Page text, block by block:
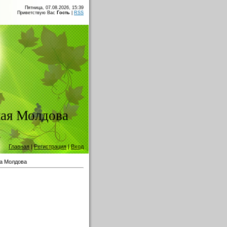
Пятница, 07.08.2026, 15:39
Приветствую Вас Гость RSS
Молдова
Главная |Регистрация|Вход
Молдова